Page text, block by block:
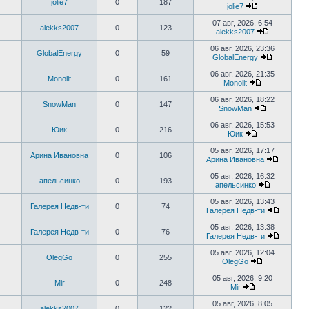
jolie7 0 187
jolie7
Перейти
к
последнему
alekks2007 0 123
07 авг, 2026, 6:54
alekks2007
Перейти
к
GlobalEnergy 0 59
06 авг, 2026, 23:36
GlobalEnergy
Перейти
к
Monolit 0 161
06 авг, 2026, 21:35
Monolit
Перейти
к
последнему
SnowMan 0 147
06 авг, 2026, 18:22
SnowMan
Перейти
к
Юик 0 216
06 авг, 2026, 15:53
Юик
Перейти
к
последнему
Арина Ивановна 0 106
05 авг, 2026, 17:17
Арина Ивановна
Перейти
апельсинко 0 193
05 авг, 2026, 16:32
апельсинко
Перейти
к
Галерея Недв-ти 0 74
05 авг, 2026, 13:43
Галерея Недв-ти
Перейти
Галерея Недв-ти 0 76
05 авг, 2026, 13:38
Галерея Недв-ти
Перейти
OlegGo 0 255
05 авг, 2026, 12:04
OlegGo
Перейти
к
Mir 0 248
05 авг, 2026, 9:20
Mir
Перейти
к
05 авг, 2026, 8:05